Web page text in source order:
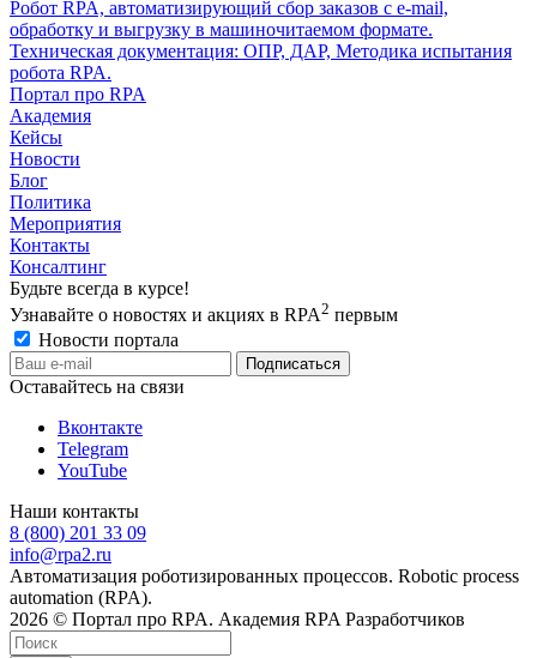
Робот RPA, автоматизирующий сбор заказов с e-mail,
обработку и выгрузку в машиночитаемом формате.
Техническая документация: ОПР, ДАР, Методика испытания
робота RPA.
Портал про RPA
Академия
Кейсы
Новости
Блог
Политика
Мероприятия
Контакты
Консалтинг
Будьте всегда в курсе!
Узнавайте о новостях и акциях в RPA2 первым
Новости портала
Оставайтесь на связи
Вконтакте
Telegram
YouTube
Наши контакты
8 (800) 201 33 09
info@rpa2.ru
Автоматизация роботизированных процессов. Robotic process
automation (RPA).
2026 © Портал про RPA. Академия RPA Разработчиков